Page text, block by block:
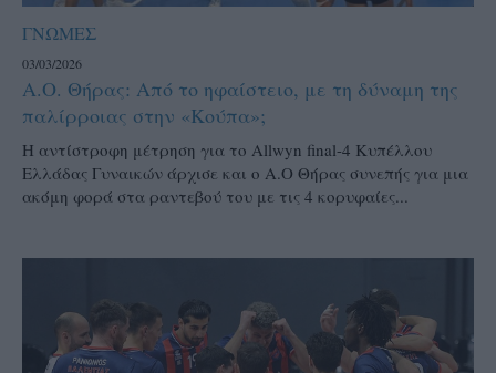
ΓΝΩΜΕΣ
03/03/2026
Α.Ο. Θήρας: Από το ηφαίστειο, με τη δύναμη της
παλίρροιας στην «Κούπα»;
H αντίστροφη μέτρηση για το Allwyn final-4 Κυπέλλου
Ελλάδας Γυναικών άρχισε και ο Α.Ο Θήρας συνεπής για μια
ακόμη φορά στα ραντεβού του με τις 4 κορυφαίες...